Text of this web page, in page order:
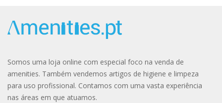
Somos uma loja online com especial foco na venda de
amenities. Também vendemos artigos de higiene e limpeza
para uso profissional. Contamos com uma vasta experiência
nas áreas em que atuamos.